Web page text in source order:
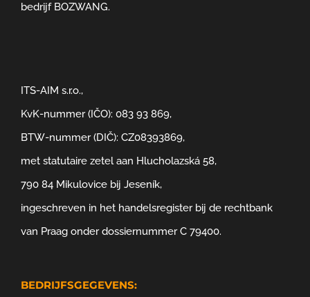
bedrijf BOZWANG.
ITS-AIM s.r.o.,
KvK-nummer (IČO): 083 93 869,
BTW-nummer (DIČ): CZ08393869,
met statutaire zetel aan Hlucholazská 58,
790 84 Mikulovice bij Jeseník,
ingeschreven in het handelsregister bij de rechtbank
van Praag onder dossiernummer C 79400.
BEDRIJFSGEGEVENS: